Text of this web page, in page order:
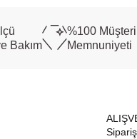
Bakım
%100 Müşteri
Memnuniyeti